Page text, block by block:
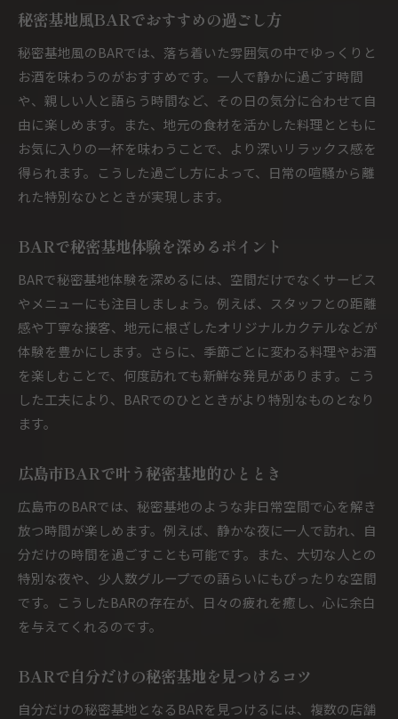
秘密基地風BARでおすすめの過ごし方
秘密基地風のBARでは、落ち着いた雰囲気の中でゆっくりと
お酒を味わうのがおすすめです。一人で静かに過ごす時間
や、親しい人と語らう時間など、その日の気分に合わせて自
由に楽しめます。また、地元の食材を活かした料理とともに
お気に入りの一杯を味わうことで、より深いリラックス感を
得られます。こうした過ごし方によって、日常の喧騒から離
れた特別なひとときが実現します。
BARで秘密基地体験を深めるポイント
BARで秘密基地体験を深めるには、空間だけでなくサービス
やメニューにも注目しましょう。例えば、スタッフとの距離
感や丁寧な接客、地元に根ざしたオリジナルカクテルなどが
体験を豊かにします。さらに、季節ごとに変わる料理やお酒
を楽しむことで、何度訪れても新鮮な発見があります。こう
した工夫により、BARでのひとときがより特別なものとなり
ます。
広島市BARで叶う秘密基地的ひととき
広島市のBARでは、秘密基地のような非日常空間で心を解き
放つ時間が楽しめます。例えば、静かな夜に一人で訪れ、自
分だけの時間を過ごすことも可能です。また、大切な人との
特別な夜や、少人数グループでの語らいにもぴったりな空間
です。こうしたBARの存在が、日々の疲れを癒し、心に余白
を与えてくれるのです。
BARで自分だけの秘密基地を見つけるコツ
自分だけの秘密基地となるBARを見つけるには、複数の店舗